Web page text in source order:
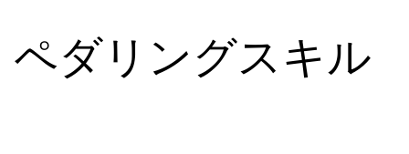
ペダリングスキル